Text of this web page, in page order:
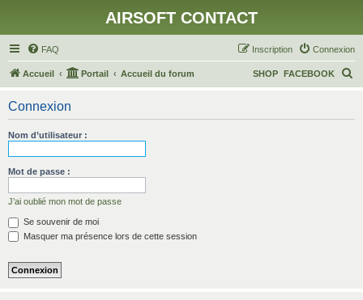
AIRSOFT CONTACT
FAQ Connexion
Inscription
Accueil Portail Accueil du forum FACEBOOK
SHOP
Connexion
Nom d’utilisateur :
Mot de passe :
J’ai oublié mon mot de passe
Se souvenir de moi
Masquer ma présence lors de cette session